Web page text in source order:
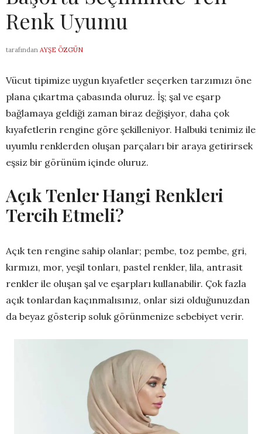
Renk Uyumu
tarafından AYŞE ÖZGÜN
Vücut tipimize uygun kıyafetler seçerken tarzımızı öne
plana çıkartma çabasında oluruz. İş; şal ve eşarp
bağlamaya geldiği zaman biraz değişiyor, daha çok
kıyafetlerin rengine göre şekilleniyor. Halbuki tenimiz ile
uyumlu renklerden oluşan parçaları bir araya getirirsek
eşsiz bir görünüm içinde oluruz.
Açık Tenler Hangi Renkleri
Tercih Etmeli?
Açık ten rengine sahip olanlar; pembe, toz pembe, gri,
kırmızı, mor, yeşil tonları, pastel renkler, lila, antrasit
renkler ile oluşan şal ve eşarpları kullanabilir. Çok fazla
açık tonlardan kaçınmalısınız, onlar sizi olduğunuzdan
da beyaz gösterip soluk görünmenize sebebiyet verir.